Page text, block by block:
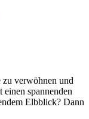
zu verwöhnen und
spannenden
Elbblick? Dann